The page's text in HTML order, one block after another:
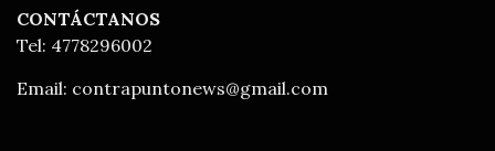
CONTÁCTANOS
Tel: 4778296002
Email: contrapuntonews@gmail.com